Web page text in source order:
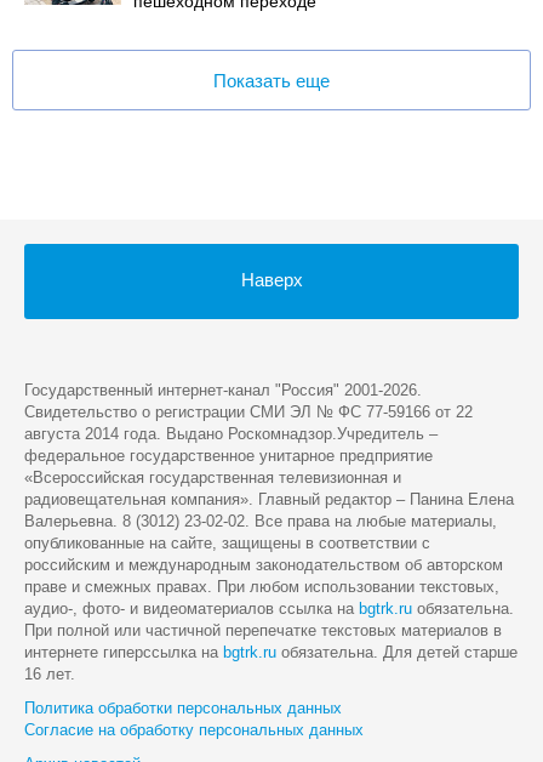
Показать еще
Наверх
Государственный интернет-канал "Россия" 2001-2026.
Cвидетельство о регистрации СМИ ЭЛ № ФС 77-59166 от 22
августа 2014 года. Выдано Роскомнадзор.Учредитель –
федеральное государственное унитарное предприятие
«Всероссийская государственная телевизионная и
радиовещательная компания». Главный редактор – Панина Елена
Валерьевна. 8 (3012) 23-02-02. Все права на любые материалы,
опубликованные на сайте, защищены в соответствии с
российским и международным законодательством об авторском
праве и смежных правах. При любом использовании текстовых,
аудио-, фото- и видеоматериалов ссылка на bgtrk.ru обязательна.
При полной или частичной перепечатке текстовых материалов в
интернете гиперссылка на bgtrk.ru обязательна. Для детей старше
16 лет.
Политика обработки персональных данных
Согласие на обработку персональных данных